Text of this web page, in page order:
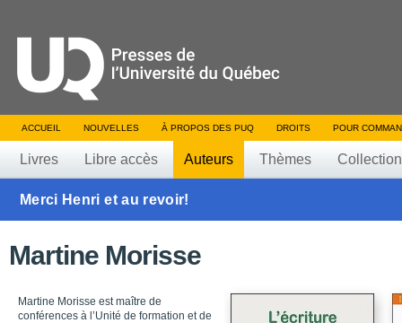
ACCUEIL NOUVELLES À PROPOS DES PUQ DROITS POUR
Livres Libre accès Auteurs Thèmes
Merci Henri et au revoir!
Martine Morisse
Martine Morisse est maître de
conférences à l’Unité de formation et de